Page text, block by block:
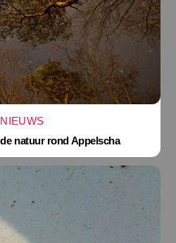
natuur rond Appelscha